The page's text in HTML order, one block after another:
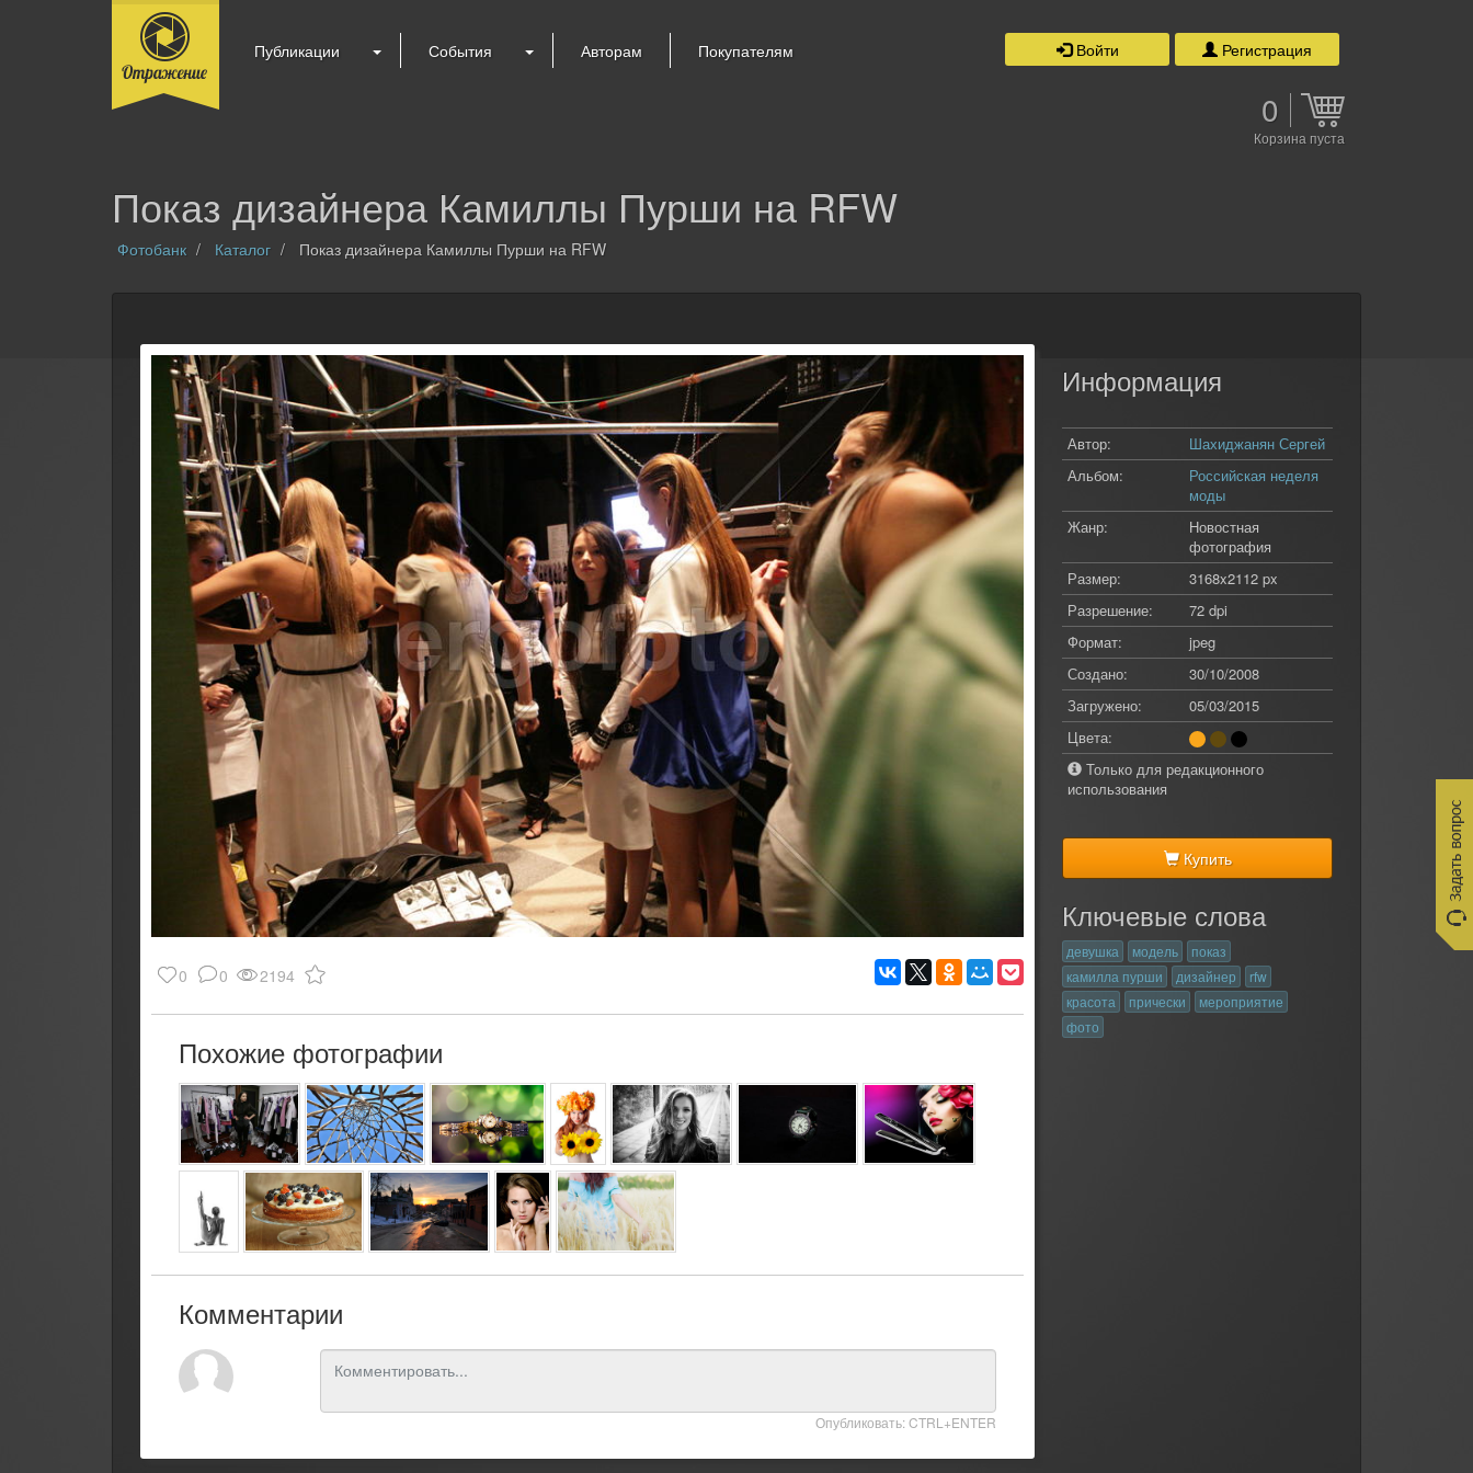
Публикации События Авторам Покупателям Войти Регистрация
0
Корзина пуста
Показ дизайнера Камиллы Пурши на RFW
Фотобанк Каталог Показ дизайнера Камиллы Пурши на RFW
0 0 2194
Похожие фотографии
Комментарии
Опубликовать: CTRL+ENTER
Информация
Автор:
Шахиджанян Сергей
Альбом:
Российская неделя
моды
Жанр:
Новостная
фотография
Размер:
3168x2112 px
Разрешение:
72 dpi
Формат:
jpeg
Создано:
30/10/2008
Загружено:
05/03/2015
Цвета:
Только для редакционного
использования
Купить
Ключевые слова
девушка модель
показ
камилла пурши
дизайнер
rfw
красота
прически
мероприятие
фото